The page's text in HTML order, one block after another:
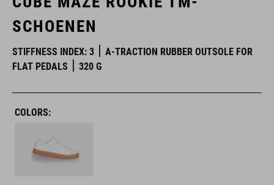
SCHOENEN
STIFFNESS INDEX: 3
A-TRACTION RUBBER OUTSOLE FOR
FLAT PEDALS
320 G
COLORS: